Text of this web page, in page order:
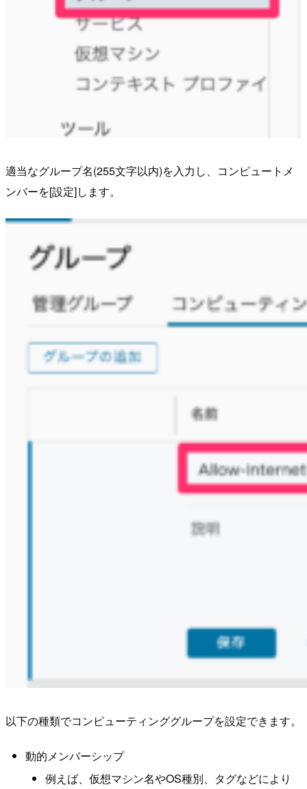
適当なグループ名(255文字以内)を入力し、コンピュートメ
ンバーを[設定]します。
以下の種類でコンピューティンググループを設定できます。
動的メンバーシップ
例えば、仮想マシン名やOS種別、タグなどにより